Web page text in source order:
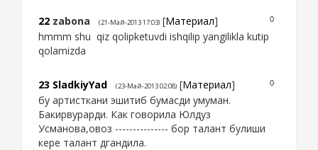
0
22 zabona (21-Май-2013 17:03) [Материал]
hmmm shu qiz qolipketuvdi ishqilip yangilikla kutip
qolamizda
0
23 SladkiyYad (23-Май-2013 02:08) [Материал]
бу артисткани эшитиб бумасди умуман.
Бакирвурарди. Как говорила Юлдуз
Усманова,овоз --------------- бор талант булиши
кере талант дгандила.